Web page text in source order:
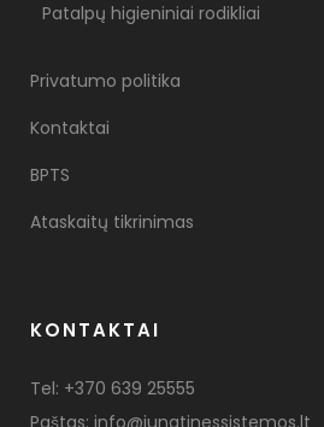
Patalpų higieniniai rodikliai
Privatumo politika
Kontaktai
BPTS
Ataskaitų tikrinimas
KONTAKTAI
Tel: +370 639 25555
Paštas: info@jungtinessistemos.lt